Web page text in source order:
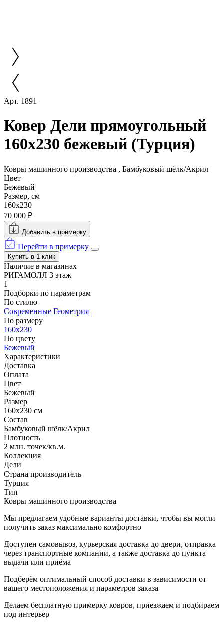
Арт. 1891
Ковер Дели прямоугольный
160х230 бежевый (Турция)
Ковры машинного производства , Бамбуковый шёлк/Акрил
Цвет
Бежевый
Размер, см
160х230
70 000 ₽
Добавить в примерку
Перейти в примерку
Купить в 1 клик
Наличие в магазинах
РИГАМОЛЛ 3 этаж
1
Подборки по параметрам
По стилю
Современные Геометрия
По размеру
160х230
По цвету
Бежевый
Характеристики
Доставка
Оплата
Цвет
Бежевый
Размер
160х230 см
Состав
Бамбуковый шёлк/Акрил
Плотность
2 млн. точек/кв.м.
Коллекция
Дели
Страна производитель
Турция
Тип
Ковры машинного производства
Мы предлагаем удобные варианты доставки, чтобы вы могли
получить заказ максимально комфортно
Доступен самовывоз, курьерская доставка до двери, отправка
через транспортные компании, а также доставка до пункта
выдачи или приёма
Подберём оптимальный способ доставки в зависимости от
вашего местоположения и параметров заказа
Делаем бесплатную примерку ковров, приезжаем и подбираем
под интерьер